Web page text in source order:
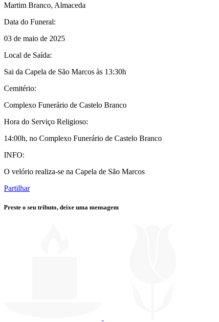
Martim Branco, Almaceda
Data do Funeral:
03 de maio de 2025
Local de Saída:
Sai da Capela de São Marcos às 13:30h
Cemitério:
Complexo Funerário de Castelo Branco
Hora do Serviço Religioso:
14:00h, no Complexo Funerário de Castelo Branco
INFO:
O velório realiza-se na Capela de São Marcos
Partilhar
Preste o seu tributo, deixe uma mensagem